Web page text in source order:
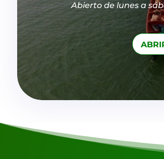
Abierto de lunes a